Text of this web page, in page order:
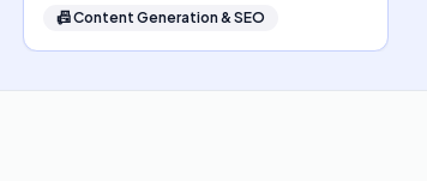
📠Content Generation & SEO